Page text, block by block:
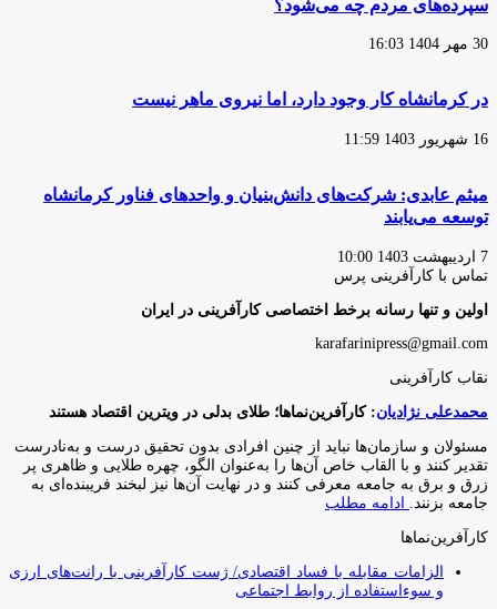
سپرده‌های مردم چه می‌شود؟
30 مهر 1404 16:03
در کرمانشاه کار وجود دارد، اما نیروی ماهر نیست
16 شهریور 1403 11:59
میثم عابدی: شرکت‌های دانش‌بنیان و واحدهای فناور کرمانشاه
توسعه می‌یابند
7 اردیبهشت 1403 10:00
تماس با کارآفرینی پرس
اولین و تنها رسانه برخط اختصاصی کارآفرینی در ایران
karafarinipress@gmail.com
نقاب کارآفرینی
محمدعلی نژادیان: کارآفرین‌نماها؛ طلای بدلی در ویترین اقتصاد هستند
مسئولان و سازمان‌ها نباید از چنین افرادی بدون تحقیق درست و به‌نادرست
تقدیر کنند و با القاب خاص آ‌ن‌ها را به‌عنوان الگو، چهره طلایی و ظاهری پر
زرق و برق به جامعه معرفی کنند و در نهایت آن‌ها نیز لبخند فریبنده‌ای به
جامعه بزنند.
ادامه مطلب
کارآفرین‌نماها
الزامات مقابله با فساد اقتصادی/ ژست کارآفرینی با رانت‌های ارزی
و سوءاستفاده از روابط اجتماعی